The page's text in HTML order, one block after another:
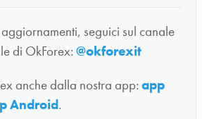
seguici sul canale
di OkForex: @okforexit
anche dalla nostra app: app
Android.